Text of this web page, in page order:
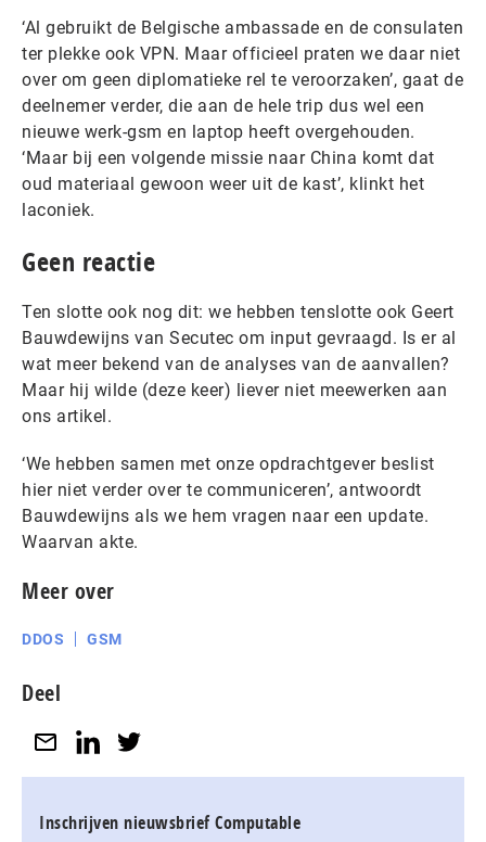
‘Al gebruikt de Belgische ambassade en de consulaten
ter plekke ook VPN. Maar officieel praten we daar niet
over om geen diplomatieke rel te veroorzaken’, gaat de
deelnemer verder, die aan de hele trip dus wel een
nieuwe werk-gsm en laptop heeft overgehouden.
‘Maar bij een volgende missie naar China komt dat
oud materiaal gewoon weer uit de kast’, klinkt het
laconiek.
Geen reactie
Ten slotte ook nog dit: we hebben tenslotte ook Geert
Bauwdewijns van Secutec om input gevraagd. Is er al
wat meer bekend van de analyses van de aanvallen?
Maar hij wilde (deze keer) liever niet meewerken aan
ons artikel.
‘We hebben samen met onze opdrachtgever beslist
hier niet verder over te communiceren’, antwoordt
Bauwdewijns als we hem vragen naar een update.
Waarvan akte.
Meer over
DDOS GSM
Deel
Inschrijven nieuwsbrief Computable